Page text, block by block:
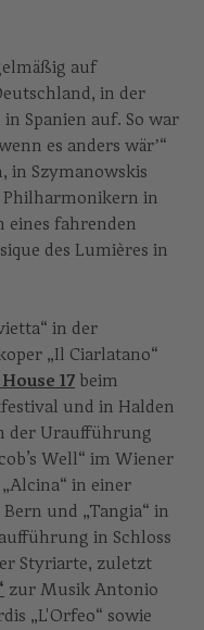
auf
in der
Spanien auf. So war
es anders wärʼ“
in Szymanowskis
Philharmonikern in
eines fahrenden
des Lumières in
in der
„Il Ciarlatano“
17 beim
und in Halden
der Uraufführung
Well“ im Wiener
in einer
und „Tangia“ in
in Schloss
Styriarte, zuletzt
zur Musik Antonio
„L'Orfeo“ sowie